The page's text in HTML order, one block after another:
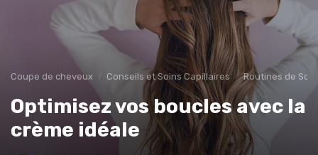
Coupe de cheveux Conseils et Soins Capillaires Routines de
Optimisez vos boucles avec la
crème idéale